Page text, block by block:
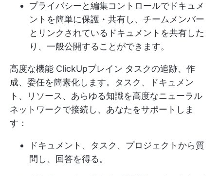
プライバシーと編集コントロールでドキュメ
ントを簡単に保護・共有し、チームメンバー
とリンクされているドキュメントを共有した
り、一般公開することができます。
高度な機能 ClickUpブレイン タスクの追跡、作
成、委任を簡素化します。タスク、ドキュメン
ト、リソース、あらゆる知識を高度なニューラル
ネットワークで接続し、あなたをサポートしま
す：
ドキュメント、タスク、プロジェクトから質
問し、回答を得る。